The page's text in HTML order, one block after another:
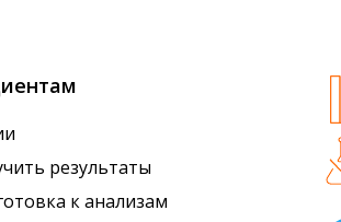
результаты
к анализам